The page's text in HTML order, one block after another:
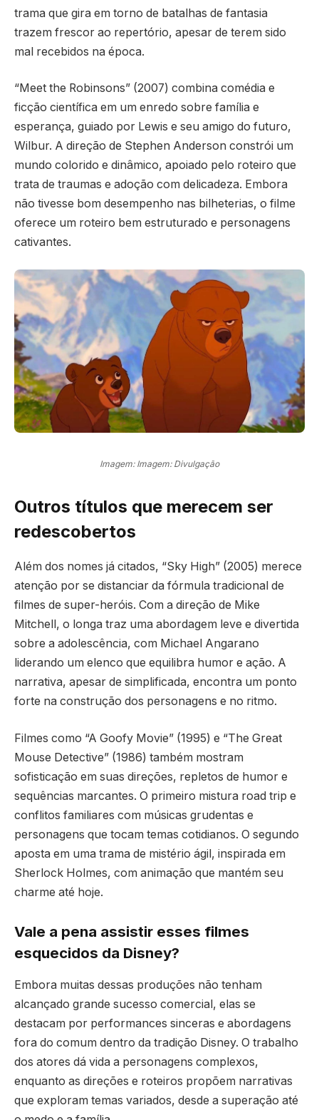
trama que gira em torno de batalhas de fantasia
trazem frescor ao repertório, apesar de terem sido
mal recebidos na época.
“Meet the Robinsons” (2007) combina comédia e
ficção científica em um enredo sobre família e
esperança, guiado por Lewis e seu amigo do futuro,
Wilbur. A direção de Stephen Anderson constrói um
mundo colorido e dinâmico, apoiado pelo roteiro que
trata de traumas e adoção com delicadeza. Embora
não tivesse bom desempenho nas bilheterias, o filme
oferece um roteiro bem estruturado e personagens
cativantes.
Imagem: Imagem: Divulgação
Outros títulos que merecem ser
redescobertos
Além dos nomes já citados, “Sky High” (2005) merece
atenção por se distanciar da fórmula tradicional de
filmes de super-heróis. Com a direção de Mike
Mitchell, o longa traz uma abordagem leve e divertida
sobre a adolescência, com Michael Angarano
liderando um elenco que equilibra humor e ação. A
narrativa, apesar de simplificada, encontra um ponto
forte na construção dos personagens e no ritmo.
Filmes como “A Goofy Movie” (1995) e “The Great
Mouse Detective” (1986) também mostram
sofisticação em suas direções, repletos de humor e
sequências marcantes. O primeiro mistura road trip e
conflitos familiares com músicas grudentas e
personagens que tocam temas cotidianos. O segundo
aposta em uma trama de mistério ágil, inspirada em
Sherlock Holmes, com animação que mantém seu
charme até hoje.
Vale a pena assistir esses filmes
esquecidos da Disney?
Embora muitas dessas produções não tenham
alcançado grande sucesso comercial, elas se
destacam por performances sinceras e abordagens
fora do comum dentro da tradição Disney. O trabalho
dos atores dá vida a personagens complexos,
enquanto as direções e roteiros propõem narrativas
que exploram temas variados, desde a superação até